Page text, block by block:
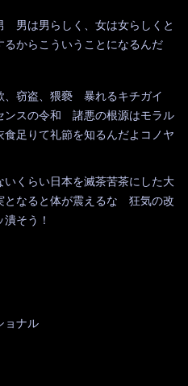
男は男らしく、女は女らしくと
るからこういうことになるんだ
、窃盗、猥褻 暴れるキチガイ
ンスの令和 諸悪の根源はモラル
足りて礼節を知るんだよコノヤ
いくらい日本を滅茶苦茶にした大
となると体が震えるな 狂気の改
そう！
ナル